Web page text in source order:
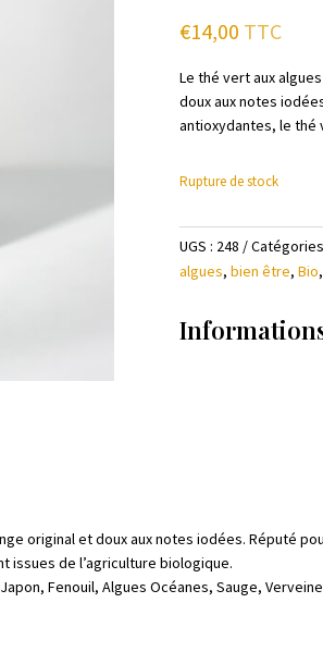
€14,00 TTC
Le thé vert aux
doux aux notes
antioxydantes, le thé
Rupture de stock
UGS : 248
algues, bien être, Bio,
original et doux aux notes iodées. Réputé
issues de l’agriculture biologique.
Fenouil, Algues Océanes, Sauge, Verveine